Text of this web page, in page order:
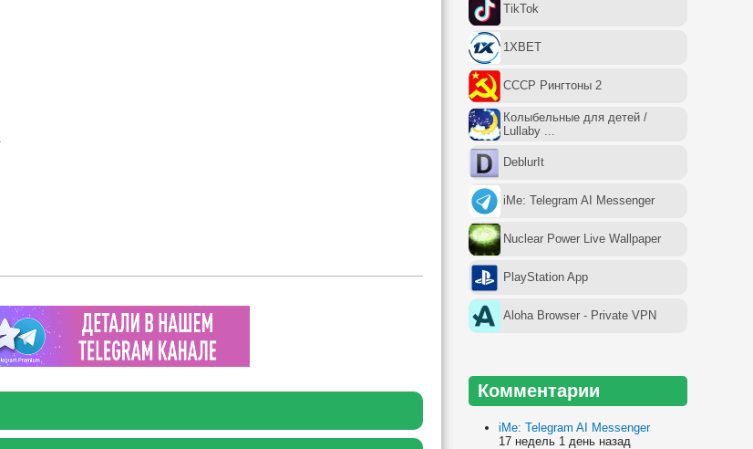
TikTok
1XBET
СССР Рингтоны 2
Колыбельные для детей /
Lullaby ...
DeblurIt
iMe: Telegram AI Messenger
Nuclear Power Live Wallpaper
PlayStation App
Aloha Browser - Private VPN
Комментарии
iMe: Telegram AI Messenger
17 недель 1 день назад